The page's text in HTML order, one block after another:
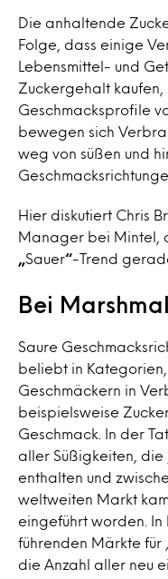
Die anhaltende
Folge, dass einige
Lebensmittel- und
Zuckergehalt kaufen,
Geschmacksprofile
bewegen sich
weg von süßen und
Hier diskutiert Chris
Manager bei Mintel,
Sauer“-Trend
Bei
Saure
beliebt in
Geschmäckern in
beispielsweise
Geschmack. In der
aller Süßigkeiten, die
enthalten und
weltweiten Markt
eingeführt worden.
führenden Märkte für
die Anzahl aller neu